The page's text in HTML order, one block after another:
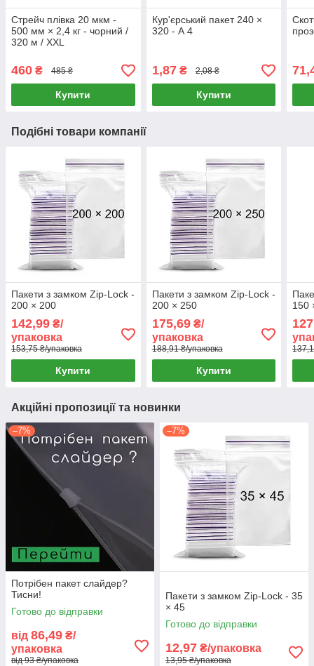
Стрейч плівка 20 мкм -
500 мм × 2,4 кг - чорний /
320 м / XXL
460 ₴ 485 ₴
Купити
Кур'єрський пакет 240 ×
320 - А 4
1,87₴ 2,08 ₴
Купити
Подібні товари компанії
Пакети з замком Zip-Lock -
200 × 200
142,99 ₴/
упаковка
153,75 ₴/упаковка
Купити
Пакети з замком Zip-Lock -
200 × 250
175,69₴/
упаковка
188,91 ₴/упаковка
Купити
150
Акційні пропозиції та новинки
–7%
Потрібен пакет слайдер?
Тисни!
Готово до відправки
від 86,49 ₴/
упаковка
від 93 ₴/упаковка
–7%
Пакети з замком Zip-Lock - 35
× 45
Готово до відправки
12,97 ₴/упаковка
13,95 ₴/упаковка